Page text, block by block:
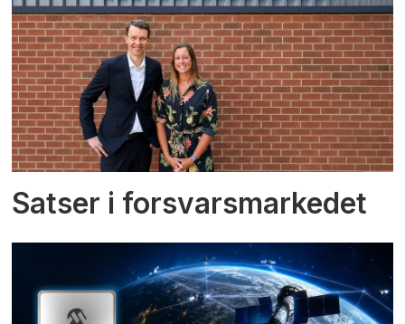
Satser i forsvarsmarkedet